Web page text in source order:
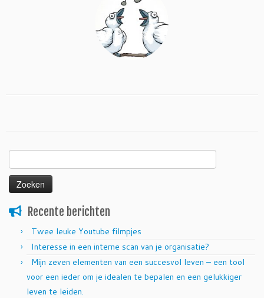
naar:
Recente berichten
Twee leuke Youtube filmpjes
Interesse in een interne scan van je organisatie?
Mijn zeven elementen van een succesvol leven – een tool
voor een ieder om je idealen te bepalen en een gelukkiger
leven te leiden.